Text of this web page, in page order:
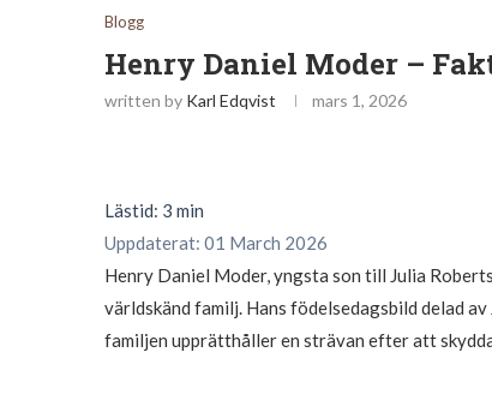
Blogg
Henry Daniel Moder –
written by Karl Edqvist mars 1, 2026
Lästid: 3 min
Uppdaterat: 01 March 2026
Henry Daniel Moder, yngsta son till Julia
världskänd familj. Hans födelsedagsbild delad
familjen upprätthåller en strävan efter att